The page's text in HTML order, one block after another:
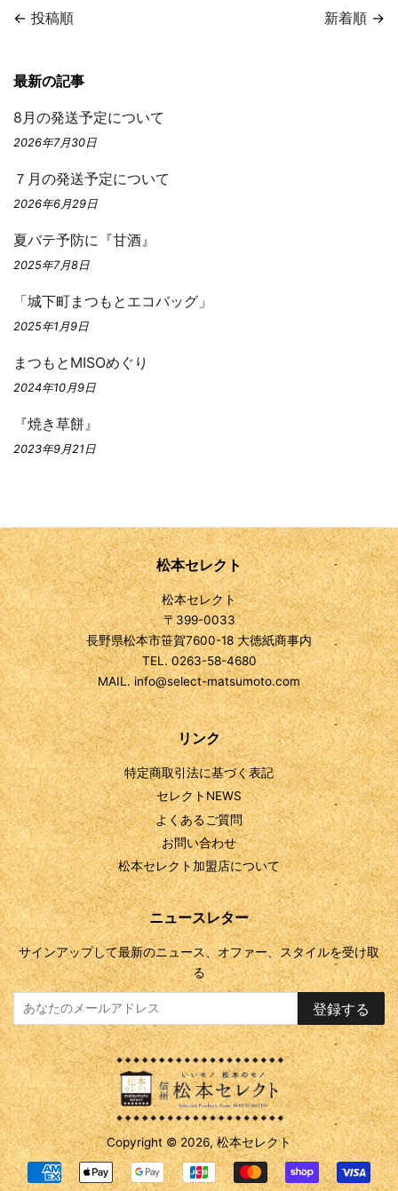
← 投稿順 新着順 →
最新の記事
8月の発送予定について
2026年7月30日
７月の発送予定について
2026年6月29日
夏バテ予防に『甘酒』
2025年7月8日
「城下町まつもとエコバッグ」
2025年1月9日
まつもとMISOめぐり
2024年10月9日
『焼き草餅』
2023年9月21日
松本セレクト
松本セレクト
〒399-0033
長野県松本市笹賀7600-18 大徳紙商事内
TEL. 0263-58-4680
MAIL. info@select-matsumoto.com
リンク
特定商取引法に基づく表記
セレクトNEWS
よくあるご質問
お問い合わせ
松本セレクト加盟店について
ニュースレター
サインアップして最新のニュース、オファー、スタイルを受け取
る
登録する
Copyright © 2026,松本セレクト
お